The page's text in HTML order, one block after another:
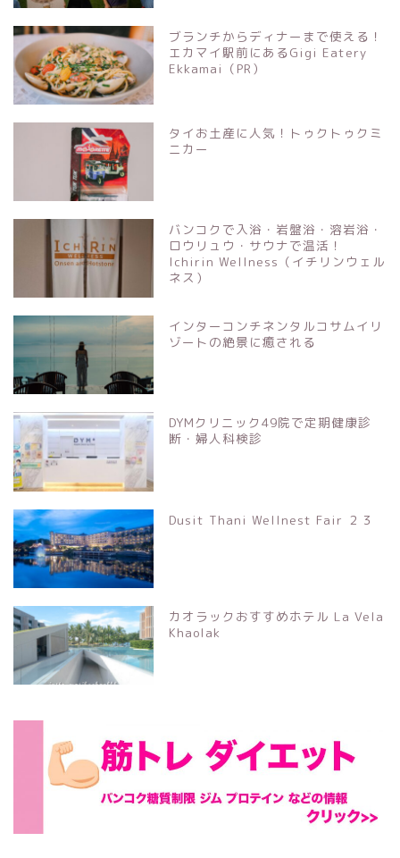
ブランチからディナーまで使える！
エカマイ駅前にあるGigi Eatery
Ekkamai（PR）
タイお土産に人気！トゥクトゥクミ
ニカー
バンコクで入浴・岩盤浴・溶岩浴・
ロウリュウ・サウナで温活！
Ichirin Wellness（イチリンウェル
ネス）
インターコンチネンタルコサムイリ
ゾートの絶景に癒される
DYMクリニック49院で定期健康診
断・婦人科検診
Dusit Thani Wellnest Fair ２３
カオラックおすすめホテル La Vela
Khaolak